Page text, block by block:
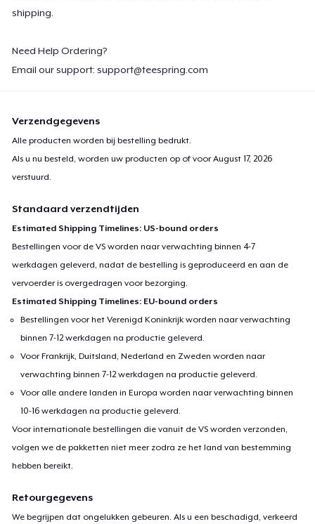
shipping.
Need Help Ordering?
Email our support:support@teespring.com
Verzendgegevens
Alle producten worden bij bestelling bedrukt.
Als u nu besteld, worden uw producten op of voorAugust 17, 2026
verstuurd.
Standaard verzendtijden
Estimated Shipping Timelines: US-bound orders
Bestellingen voor de VS worden naar verwachting binnen 4-7
werkdagen geleverd, nadat de bestelling is geproduceerd en aan de
vervoerder is overgedragen voor bezorging.
Estimated Shipping Timelines: EU-bound orders
Bestellingen voor het Verenigd Koninkrijk worden naar verwachting
binnen 7-12 werkdagen na productie geleverd.
Voor Frankrijk, Duitsland, Nederland en Zweden worden naar
verwachting binnen 7-12 werkdagen na productie geleverd.
Voor alle andere landen in Europa worden naar verwachting binnen
10-16 werkdagen na productie geleverd.
Voor internationale bestellingen die vanuit de VS worden verzonden,
volgen we de pakketten niet meer zodra ze het land van bestemming
hebben bereikt.
Retourgegevens
We begrijpen dat ongelukken gebeuren. Als u een beschadigd, verkeerd
US$ 22,99
Classic Long Sleeve Tee
US$ 25,99
US$ 23,99
Premium V-Neck Tee
US$ 24,63